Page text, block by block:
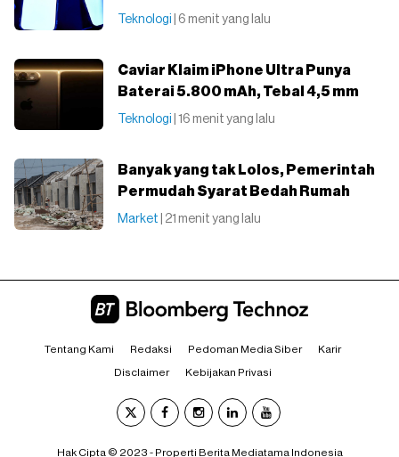
Teknologi | 6 menit yang lalu
Caviar Klaim iPhone Ultra Punya
Baterai 5.800 mAh, Tebal 4,5 mm
Teknologi | 16 menit yang lalu
Banyak yang tak Lolos, Pemerintah
Permudah Syarat Bedah Rumah
Market | 21 menit yang lalu
Tentang Kami Redaksi Pedoman Media Siber Karir
Disclaimer Kebijakan Privasi
Hak Cipta © 2023 - Properti Berita Mediatama Indonesia